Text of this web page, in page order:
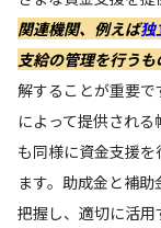
関連機関、例えば独
支給の管理を行う
解することが重要
によって提供され
も同様に資金支援
ます。助成金と補
把握し、適切に活